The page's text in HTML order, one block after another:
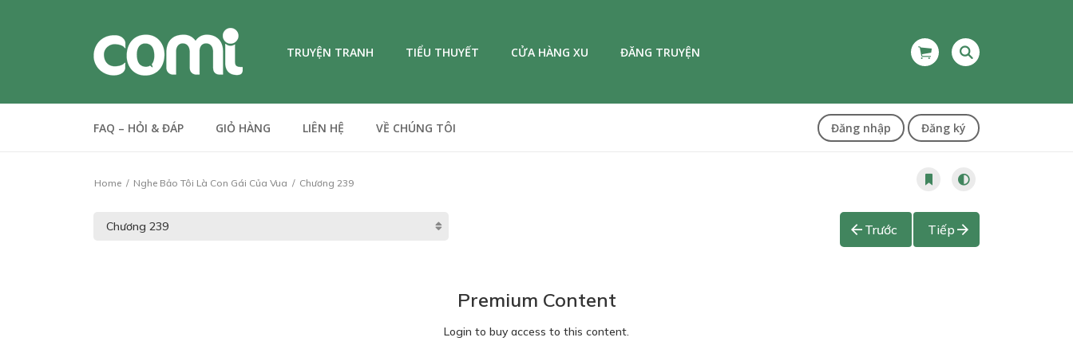
TRUYỆN TRANH TIỂU THUYẾT CỬA HÀNG XU ĐĂNG TRUYỆN
FAQ – HỎI & ĐÁP GIỎ HÀNG LIÊN HỆ VỀ CHÚNG TÔI Đăng nhập Đăng ký
Home Nghe Bảo Tôi Là Con Gái Của Vua Chương 239
Trước Tiếp
Premium Content
Login to buy access to this content.